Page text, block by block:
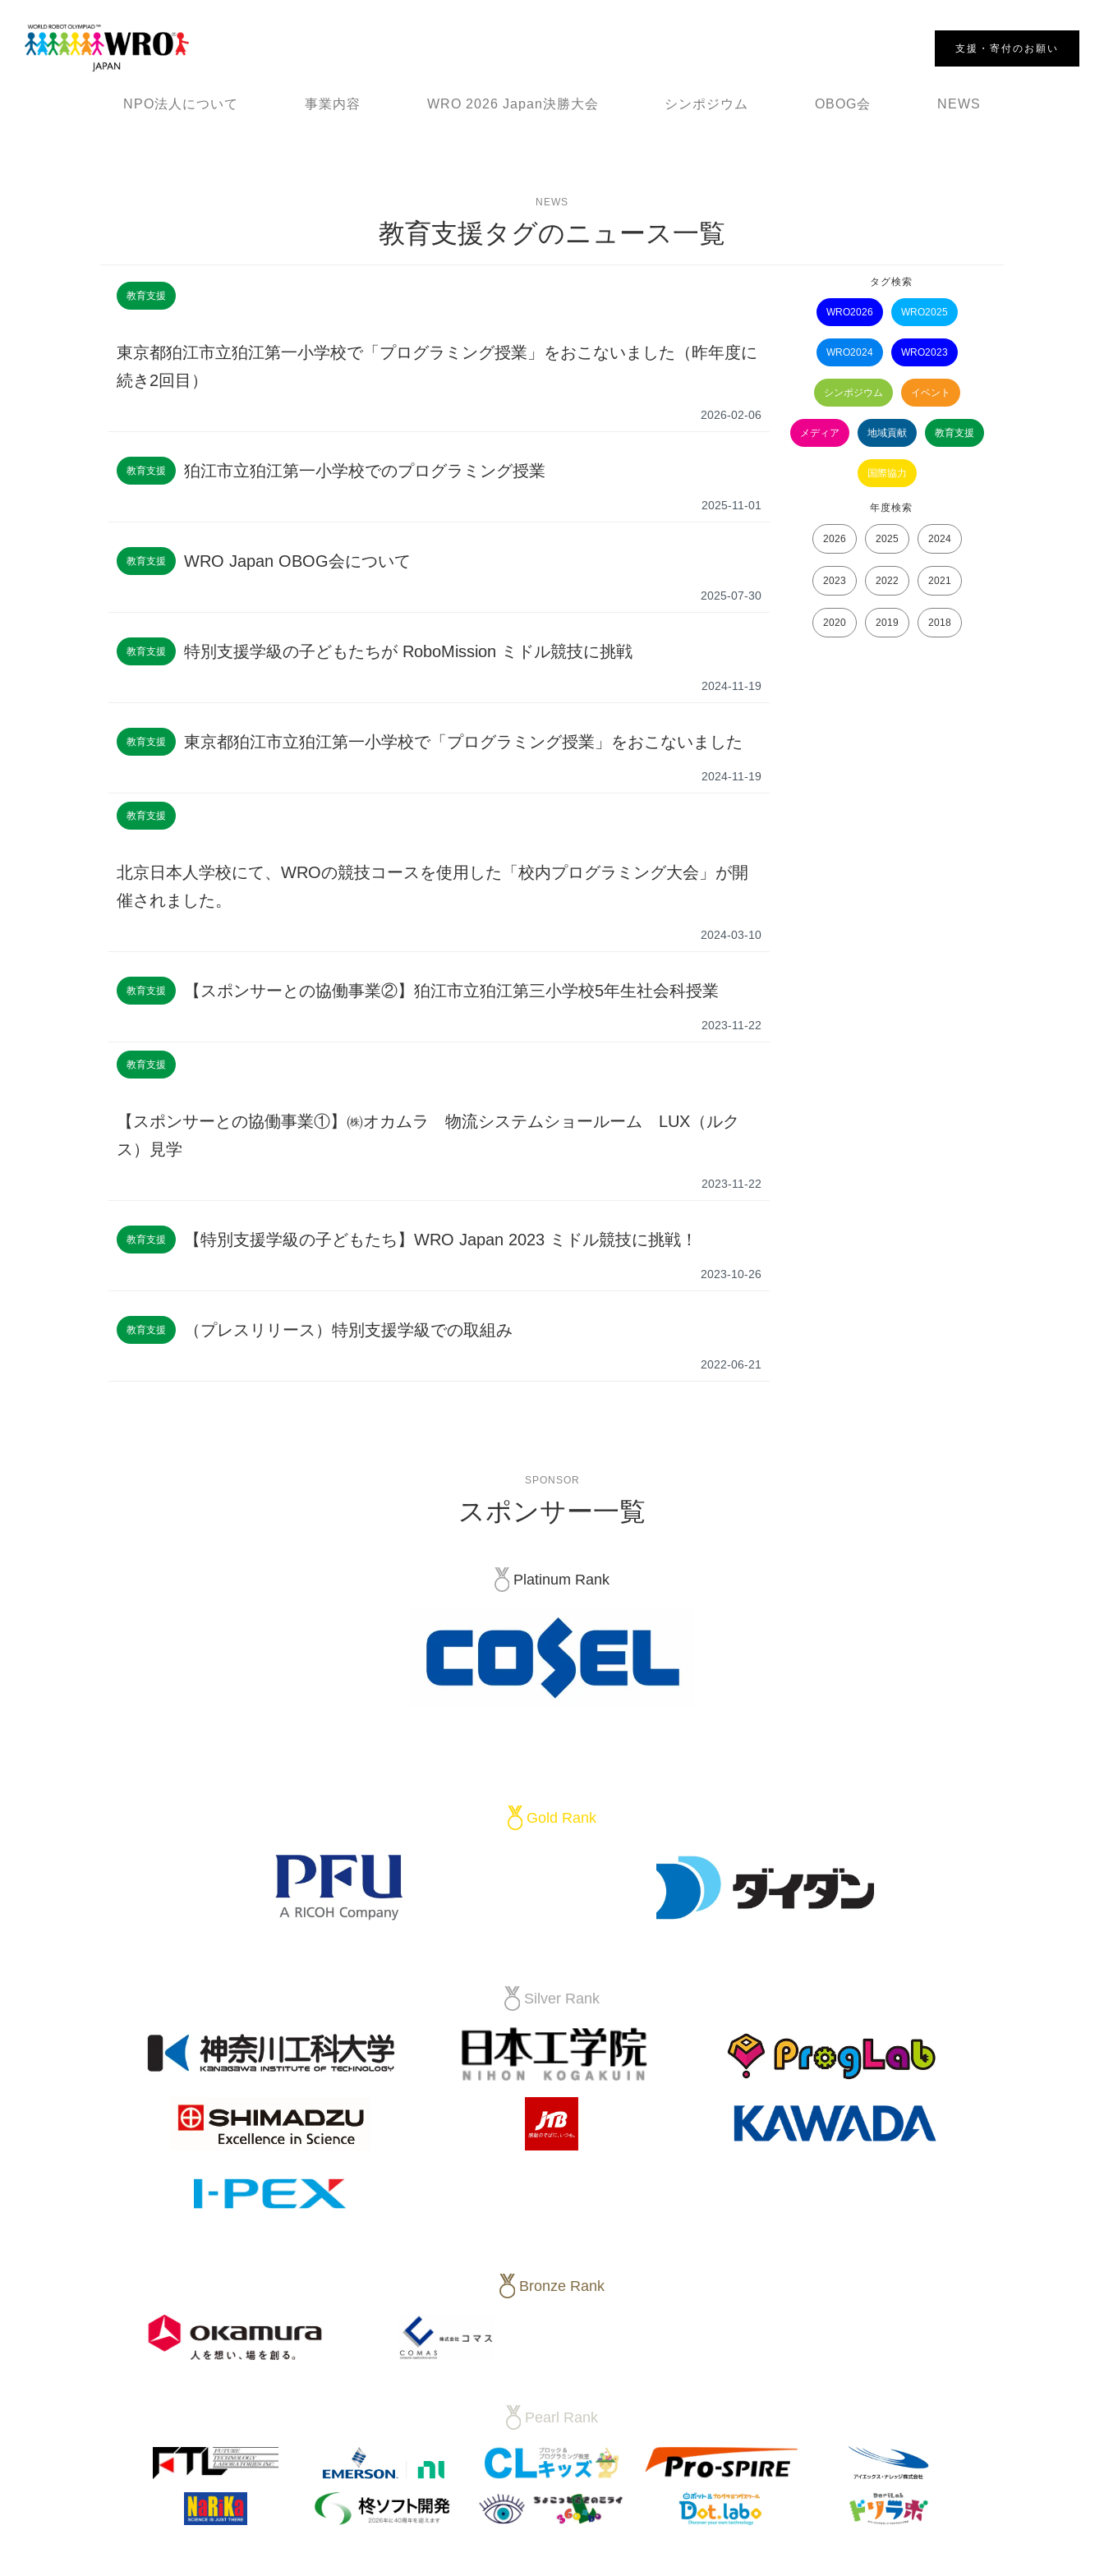
支援・寄付のお願い
NPO法人について 事業内容 WRO 2026 Japan決勝大会 シンポジウム OBOG会 NEWS
NEWS
教育支援タグのニュース一覧
教育支援
東京都狛江市立狛江第一小学校で「プログラミング授業」をおこないました（昨年度に
続き2回目）
2026-02-06
教育支援 狛江市立狛江第一小学校でのプログラミング授業
2025-11-01
教育支援 WRO Japan OBOG会について
2025-07-30
教育支援 特別支援学級の子どもたちが RoboMission ミドル競技に挑戦
2024-11-19
教育支援 東京都狛江市立狛江第一小学校で「プログラミング授業」をおこないました
2024-11-19
教育支援
北京日本人学校にて、WROの競技コースを使用した「校内プログラミング大会」が開
催されました。
2024-03-10
教育支援 【スポンサーとの協働事業②】狛江市立狛江第三小学校5年生社会科授業
2023-11-22
教育支援
【スポンサーとの協働事業①】㈱オカムラ 物流システムショールーム LUX（ルク
ス）見学
2023-11-22
教育支援 【特別支援学級の子どもたち】WRO Japan 2023 ミドル競技に挑戦！
2023-10-26
教育支援 （プレスリリース）特別支援学級での取組み
2022-06-21
タグ検索
WRO2026 WRO2025
WRO2024 WRO2023
シンポジウム イベント
メディア 地域貢献 教育支援
国際協力
年度検索
2026 2025 2024
2023 2022 2021
2020 2019 2018
SPONSOR
スポンサー一覧
Platinum Rank
Gold Rank
Silver Rank
Bronze Rank
Pearl Rank